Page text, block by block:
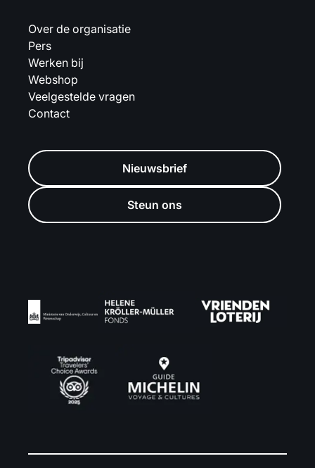
Over de organisatie
Pers
Werken bij
Webshop
Veelgestelde vragen
Contact
Nieuwsbrief
Steun ons